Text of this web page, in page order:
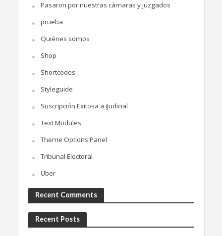
Pasaron por nuestras cámaras y juzgados
prueba
Quiénes somos
Shop
Shortcodes
Styleguide
Suscripción Exitosa a iJudicial
Text Modules
Theme Options Panel
Tribunal Electoral
Uber
Recent Comments
Recent Posts